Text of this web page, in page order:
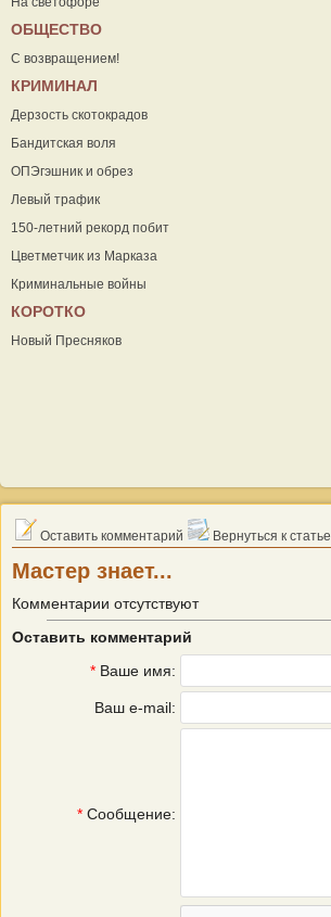
ОБЩЕСТВО
С возвращением!
КРИМИНАЛ
Дерзость скотокрадов
Бандитская воля
ОПЭгэшник и обрез
Левый трафик
150-летний рекорд побит
Цветметчик из Марказа
Криминальные войны
КОРОТКО
Новый Пресняков
Оставить комментарий Вернуться к статье
Мастер знает...
Комментарии отсутствуют
Оставить комментарий
* Ваше имя:
Ваш e-mail:
* Сообщение: